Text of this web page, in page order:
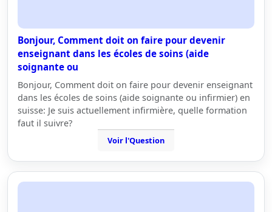
Bonjour, Comment doit on faire pour devenir
enseignant dans les écoles de soins (aide
soignante ou
Bonjour, Comment doit on faire pour devenir enseignant
dans les écoles de soins (aide soignante ou infirmier) en
suisse: Je suis actuellement infirmière, quelle formation
faut il suivre?
Voir l'Question